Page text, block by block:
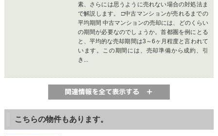
素、さらには思うように売れない場合の対処法ま
で解説します。 □中古マンションが売れるまでの
平均期間 中古マンションの売却には、どのくらい
の期間が必要なのでしょうか。首都圏を例にとる
と、平均的な売却期間は3～6ヶ月程度と言われて
います。この期間には、売却準備から成約、引
き...
こちらの物件もあります。